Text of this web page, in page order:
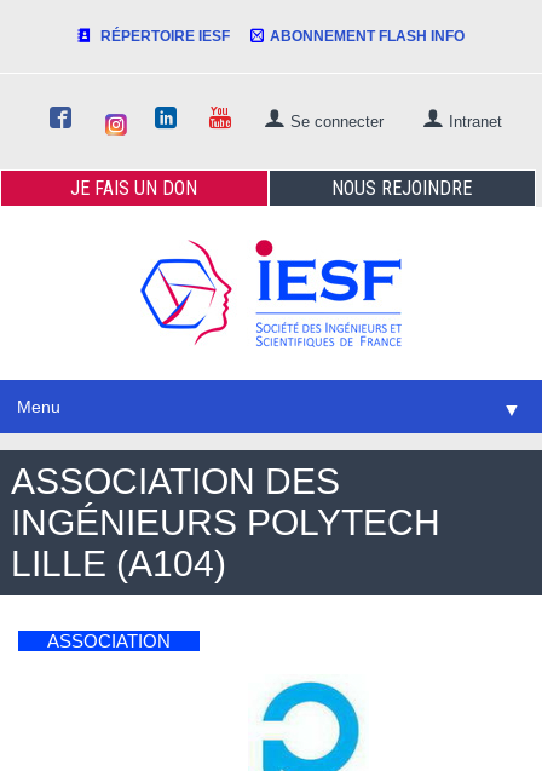
RÉPERTOIRE IESF ABONNEMENT FLASH INFO
Se connecter Intranet
JE FAISUN DON NOUS REJOINDRE
Menu ▼
ASSOCIATION DES
INGÉNIEURS POLYTECH
LILLE (A104)
ASSOCIATION